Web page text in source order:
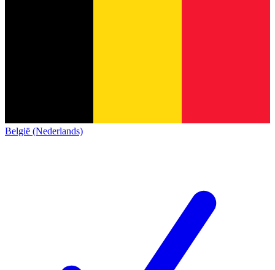
België (Nederlands)